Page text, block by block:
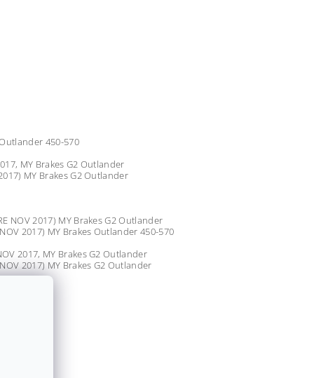
Outlander 450-570
MY Brakes G2 Outlander
MY Brakes G2 Outlander
NOV 2017) MY Brakes G2 Outlander
2017) MY Brakes Outlander 450-570
2017, MY Brakes G2 Outlander
2017) MY Brakes G2 Outlander